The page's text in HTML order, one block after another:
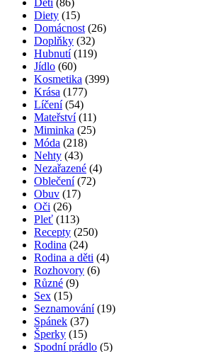
Děti (86)
Diety (15)
Domácnost (26)
Doplňky (32)
Hubnutí(119)
Jídlo (60)
Kosmetika (399)
Krása (177)
Líčení(54)
Mateřství(11)
Miminka (25)
Móda (218)
Nehty (43)
Nezařazené (4)
Oblečení(72)
Obuv (17)
Oči (26)
Pleť (113)
Recepty (250)
Rodina (24)
Rodina a děti (4)
Rozhovory (6)
Různé (9)
Sex (15)
Seznamování(19)
Spánek (37)
Šperky (15)
Spodní prádlo (5)